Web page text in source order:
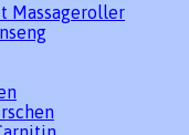
Massageroller